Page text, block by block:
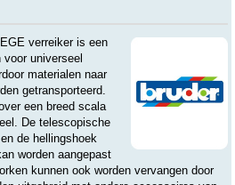
verreiker is een
universeel
materialen naar
getransporteerd.
een breed scala
De telescopische
de hellingshoek
worden aangepast
kunnen ook worden vervangen door